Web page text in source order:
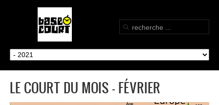
LE COURT DU MOIS - FÉVRIER